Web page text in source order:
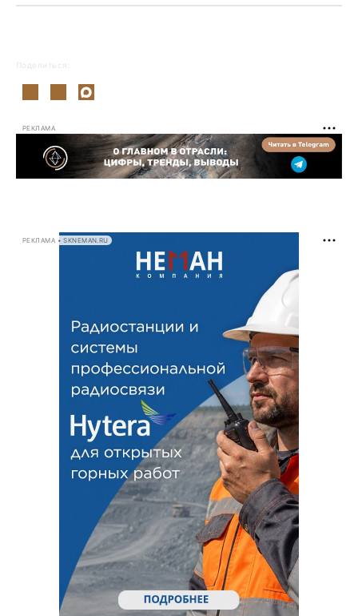
Поделиться:
РЕКЛАМА
РЕКЛАМА • SKNEMAN.RU